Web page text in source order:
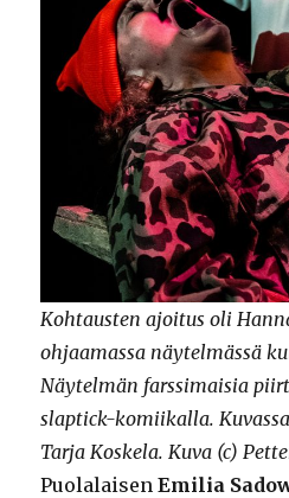
Kohtausten ajoitus oli
ohjaamassa näytelmässä
Näytelmän farssimaisia
slaptick-komiikalla.
Tarja Koskela. Kuva (c)
PuolalaisenEmilia